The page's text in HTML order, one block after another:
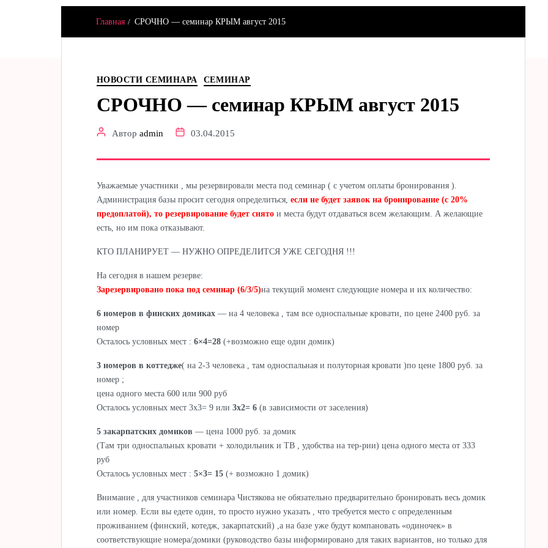
Hamster & Co
Главная СРОЧНО — семинар КРЫМ август 2015
НОВОСТИ СЕМИНАРА СЕМИНАР
СРОЧНО — семинар КРЫМ август 2015
Автор admin 03.04.2015
Уважаемые участники , мы резервировали места под семинар ( с учетом оплаты бронирования ).
Администрация базы просит сегодня определиться, если не будет заявок на бронирование (с 20%
предоплатой), то резервирование будет снятои места будут отдаваться всем желающим. А желающие
есть, но им пока отказывают.
КТО ПЛАНИРУЕТ — НУЖНО ОПРЕДЕЛИТСЯ УЖЕ СЕГОДНЯ !!!
На сегодня в нашем резерве:
Зарезервировано пока под семинар (6/3/5)на текущий момент следующие номера и их количество:
6 номеров в финских домиках— на 4 человека , там все односпальные кровати, по цене 2400 руб. за
номер
Осталось условных мест : 6×4=28(+возможно еще один домик)
3 номеров в коттедже( на 2-3 человека , там односпальная и полуторная кровати )по цене 1800 руб. за
номер ;
цена одного места 600 или 900 руб
Осталось условных мест 3х3= 9 или 3х2= 6(в зависимости от заселения)
5 закарпатских домиков — цена 1000 руб. за домик
(Там три односпальных кровати + холодильник и ТВ , удобства на тер-рии) цена одного места от 333
руб
Осталось условных мест : 5×3= 15(+ возможно 1 домик)
Внимание , для участников семинара Чистякова не обязательно предварительно бронировать весь домик
или номер. Если вы едете один, то просто нужно указать , что требуется место с определенным
проживанием (финский, котедж, закарпатский) ,а на базе уже будут компановать «одиночек» в
соответствующие номера/домики (руководство базы информировано для таких вариантов, но только для